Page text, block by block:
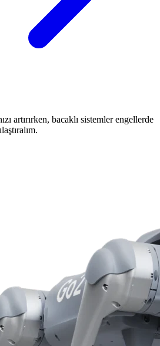
artırırken, bacaklı sistemler engellerde